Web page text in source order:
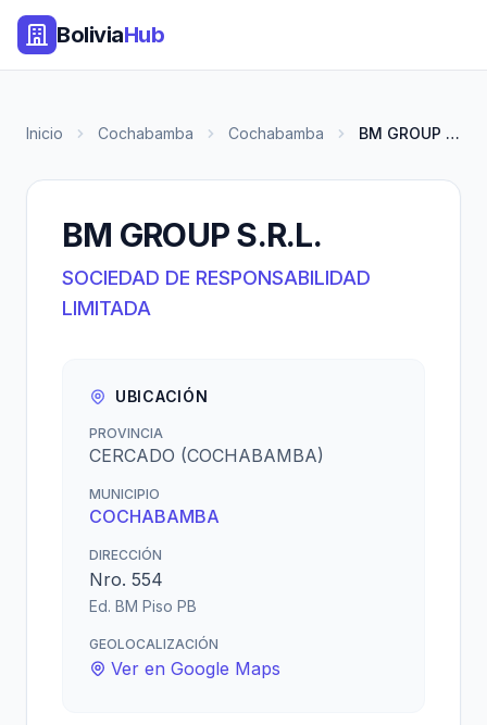
BoliviaHub
Inicio Cochabamba Cochabamba BM GROUP S.R.L.
BM GROUP S.R.L.
SOCIEDAD DE RESPONSABILIDAD
LIMITADA
UBICACIÓN
PROVINCIA
CERCADO (COCHABAMBA)
MUNICIPIO
COCHABAMBA
DIRECCIÓN
Nro. 554
Ed. BM Piso PB
GEOLOCALIZACIÓN
Ver en Google Maps